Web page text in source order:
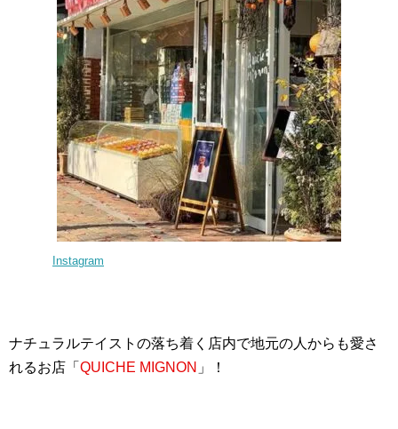
Instagram
ナチュラルテイストの落ち着く店内で地元の人からも愛さ
れるお店「 QUICHE MIGNON 」！